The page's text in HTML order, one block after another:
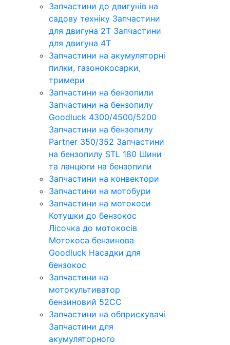
Запчастини до двигунів на
садову техніку Запчастини
для двигуна 2Т Запчастини
для двигуна 4Т
Запчастини на акумуляторні
пилки, газонокосарки,
тримери
Запчастини на бензопили
Запчастини на бензопилу
Goodluck 4300/4500/5200
Запчастини на бензопилу
Partner 350/352 Запчастини
на бензопилу STL 180 Шини
та ланцюги на бензопили
Запчастини на конвектори
Запчастини на мотобури
Запчастини на мотокоси
Котушки до бензокос
Лісочка до мотокосів
Мотокоса бензинова
Goodluck Насадки для
бензокос
Запчастини на
мотокультиватор
бензиновий 52СС
Запчастини на обприскувачі
Запчастини для
акумуляторного